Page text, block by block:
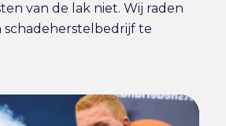
van de lak niet. Wij raden
schadeherstelbedrijf te